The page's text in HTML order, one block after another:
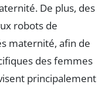
De plus, des
robots de
maternité, afin de
des femmes
principalement